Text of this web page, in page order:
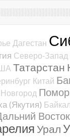
Дагестан
Северо-Запад
Татарстан
Китай
(Якутия)
Восток
Урал